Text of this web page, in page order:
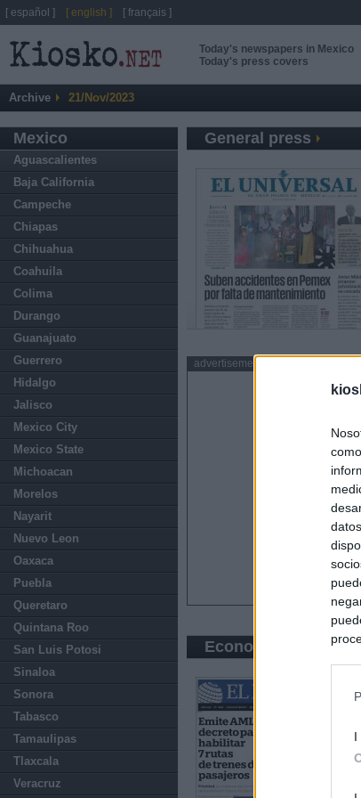
I
Today's newspapers in Mexico
Today's press covers
Archive 21/Nov/2023
Mexico
Aguascalientes
Baja California
Campeche
Chiapas
Chihuahua
Coahuila
Colima
Durango
Guanajuato
Guerrero
Hidalgo
Jalisco
Mexico City
Mexico State
Michoacan
Morelos
Nayarit
Nuevo Leon
Oaxaca
Puebla
Queretaro
Quintana Roo
San Luis Potosi
Sinaloa
Sonora
Tabasco
Tamaulipas
Tlaxcala
Veracruz
General press
advertisement
Economic press
[ español ] [ english ] [ français ]